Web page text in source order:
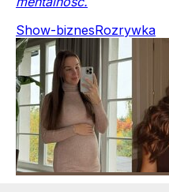
Show-biznesRozrywka